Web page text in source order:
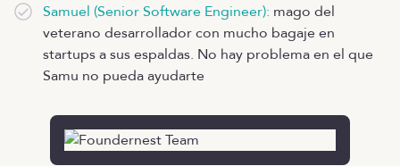
Samuel (Senior Software Engineer): mago del
veterano desarrollador con mucho bagaje en
startups a sus espaldas. No hay problema en el que
Samu no pueda ayudarte